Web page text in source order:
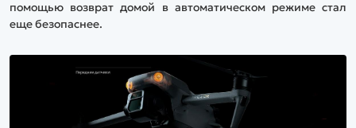
помощью возврат домой в автоматическом режиме стал
еще безопаснее.